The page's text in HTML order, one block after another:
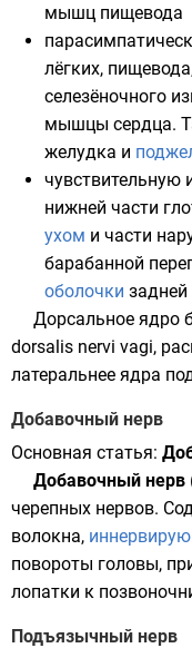
мышц пищевода
лёгких,
селезёночного
мышцы сердца.
желудка и
чувствительную
нижней части
ухом и части
барабанной
оболочки
Дорсальное ядро
dorsalis nervi vagi,
латеральнее ядра
Добавочный нерв
Основная статья:
Добавочный нерв
черепных нервов.
волокна,
повороты головы,
лопатки к
Подъязычный нерв